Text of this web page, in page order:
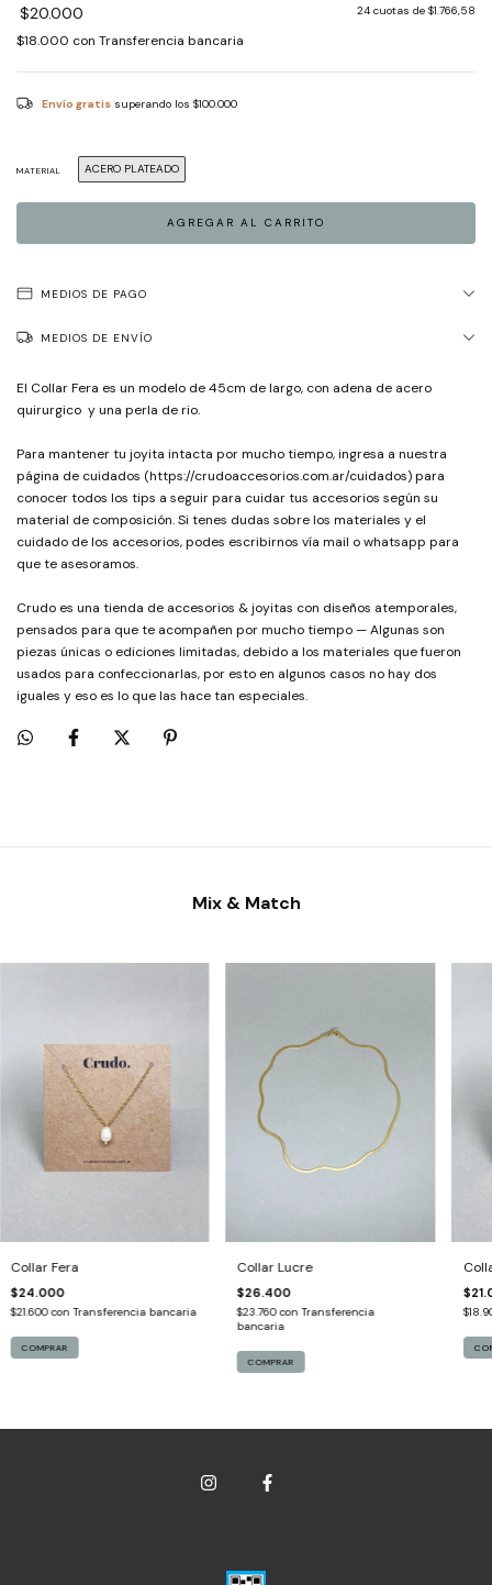
$20.000 24 cuotas de $1.766,58
$18.000 con Transferencia bancaria
Envío gratis superando los $100.000
MATERIAL ACERO PLATEADO
MEDIOS DE PAGO
MEDIOS DE ENVÍO
El Collar Fera es un modelo de 45cm de largo, con adena de acero
quirurgico y una perla de rio.
Para mantener tu joyita intacta por mucho tiempo, ingresa a nuestra
página de cuidados (https://crudoaccesorios.com.ar/cuidados) para
conocer todos los tips a seguir para cuidar tus accesorios según su
material de composición. Si tenes dudas sobre los materiales y el
cuidado de los accesorios, podes escribirnos vía mail o whatsapp para
que te asesoramos.
Crudo es una tienda de accesorios & joyitas con diseños atemporales,
pensados para que te acompañen por mucho tiempo — Algunas son
piezas únicas o ediciones limitadas, debido a los materiales que fueron
usados para confeccionarlas, por esto en algunos casos no hay dos
iguales y eso es lo que las hace tan especiales.
Mix & Match
Collar Fera
$24.000
$21.600con Transferencia bancaria
COMPRAR
Collar Lucre
$26.400
$23.760con Transferencia
bancaria
COMPRAR